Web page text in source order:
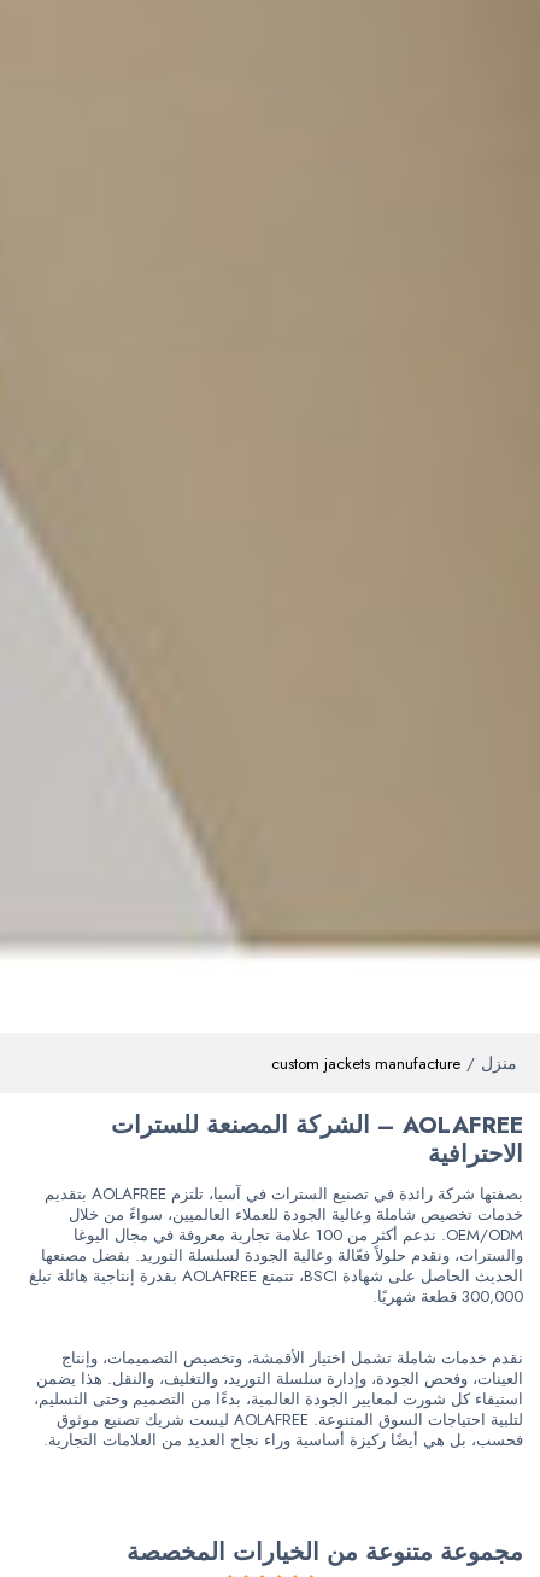
منزل /
custom jackets manufacture
AOLAFREE – الشركة المصنعة للسترات
الاحترافية
بصفتها شركة رائدة في تصنيع السترات في آسيا، تلتزم AOLAFREE بتقديم
خدمات تخصيص شاملة وعالية الجودة للعملاء العالميين، سواءً من خلال
OEM/ODM. ندعم أكثر من 100 علامة تجارية معروفة في مجال اليوغا
والسترات، ونقدم حلولاً فعّالة وعالية الجودة لسلسلة التوريد. بفضل مصنعها
الحديث الحاصل على شهادة BSCI، تتمتع AOLAFREE بقدرة إنتاجية هائلة تبلغ
300,000 قطعة شهريًا.
نقدم خدمات شاملة تشمل اختيار الأقمشة، وتخصيص التصميمات، وإنتاج
العينات، وفحص الجودة، وإدارة سلسلة التوريد، والتغليف، والنقل. هذا يضمن
استيفاء كل شورت لمعايير الجودة العالمية، بدءًا من التصميم وحتى التسليم،
لتلبية احتياجات السوق المتنوعة. AOLAFREE ليست شريك تصنيع موثوق
فحسب، بل هي أيضًا ركيزة أساسية وراء نجاح العديد من العلامات التجارية.
مجموعة متنوعة من الخيارات المخصصة